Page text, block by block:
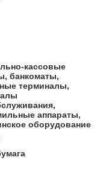
кассовые
банкоматы,
терминалы,
аппараты,
оборудование